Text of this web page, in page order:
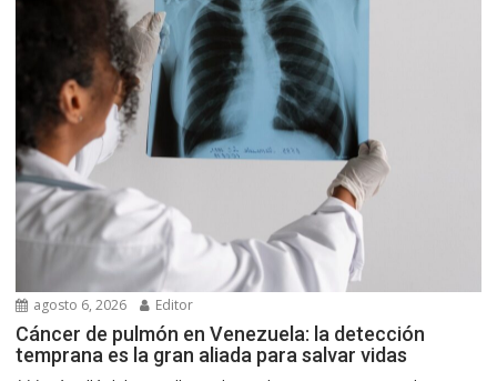
agosto 6, 2026 Editor
Cáncer de pulmón en Venezuela: la detección
temprana es la gran aliada para salvar vidas